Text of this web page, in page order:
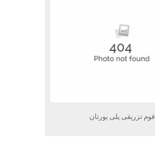
فوم تزریقی پلی یورتان